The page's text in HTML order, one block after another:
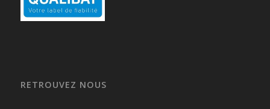
RETROUVEZ NOUS